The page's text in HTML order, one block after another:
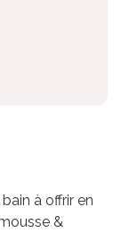
à offrir en
&